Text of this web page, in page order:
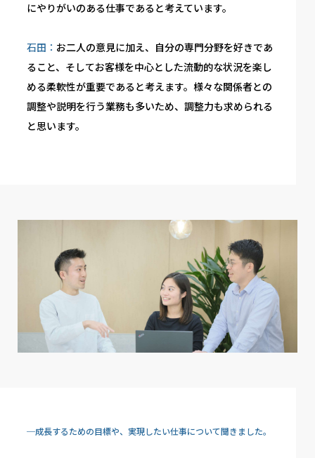
にやりがいのある仕事であると考えています。
石田： お二人の意見に加え、自分の専門分野を好きであ
ること、そしてお客様を中心とした流動的な状況を楽し
める柔軟性が重要であると考えます。様々な関係者との
調整や説明を行う業務も多いため、調整力も求められる
と思います。
─成長するための目標や、実現したい仕事について聞きました。